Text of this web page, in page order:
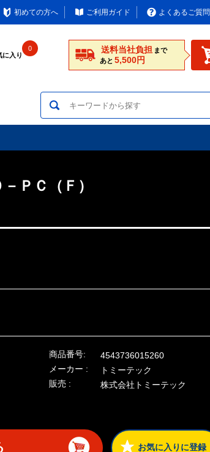
初めての方へ ご利用ガイド よくあるご質問
に入り
0 送料当社負担 まで
あと 5,500円
ＰＣ（Ｆ）
商品番号:
4543736015260
メーカー :
トミーテック
販売 :
株式会社トミーテック
お気に入りに登録